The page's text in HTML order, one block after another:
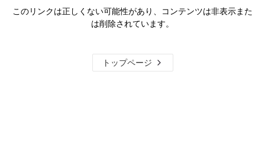
このリンクは正しくない可能性があり、コンテンツは非表示また
は削除されています。
トップページ